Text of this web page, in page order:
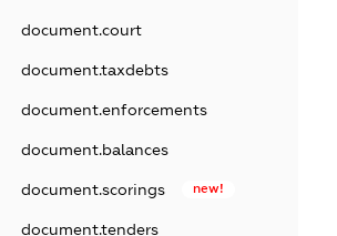
document.court
document.taxdebts
document.enforcements
document.balances
document.scorings new!
document.tenders